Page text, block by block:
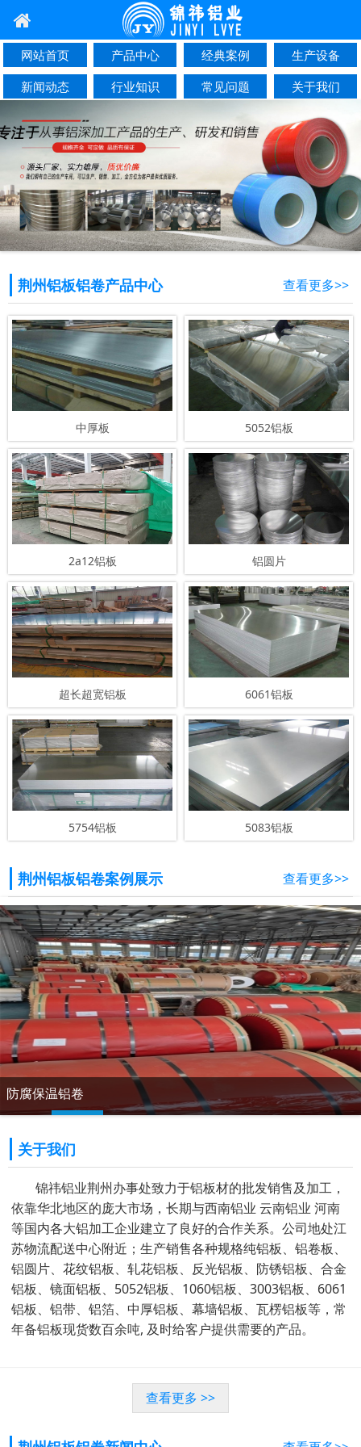
网站首页 产品中心 经典案例
生产设备
新闻动态
行业知识 常见问题
关于我们
联系我们
荆州铝板铝卷产品中心 查看更多>>
中厚板 5052铝板
2a12铝板 铝圆片
超长超宽铝板 6061铝板
5754铝板 5083铝板
荆州铝板铝卷案例展示 查看更多>>
防腐保温铝卷
关于我们
锦祎铝业荆州办事处致力于铝板材的批发销售及加工，
依靠华北地区的庞大市场，长期与西南铝业 云南铝业 河南
等国内各大铝加工企业建立了良好的合作关系。公司地处江
苏物流配送中心附近；生产销售各种规格纯铝板、铝卷板、
铝圆片、花纹铝板、轧花铝板、反光铝板、防锈铝板、合金
铝板、镜面铝板、5052铝板、1060铝板、3003铝板、6061
铝板、铝带、铝箔、中厚铝板、幕墙铝板、瓦楞铝板等，常
年备铝板现货数百余吨, 及时给客户提供需要的产品。
查看更多 >>